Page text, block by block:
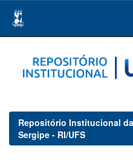
navigation
Repositório Institucional
Sergipe - RI/UFS